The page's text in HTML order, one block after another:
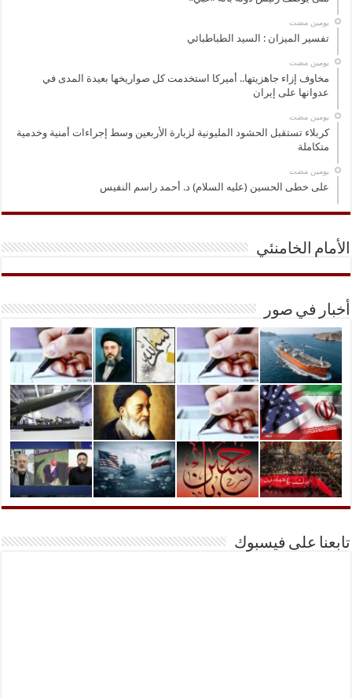
‏يومين مضت
تفسير الميزان : السيد الطباطبائي
‏يومين مضت
مخاوف إزاء جاهزيتها.. أميركا استخدمت كل صواريخها بعيدة المدى في
عدوانها على إيران
‏يومين مضت
كربلاء تستقبل الحشود المليونية لزيارة الأربعين وسط إجراءات أمنية وخدمية
متكاملة
‏يومين مضت
على خطى الحسين (عليه السلام) د. أحمد راسم النفيس
الأمام الخامنئي
أخبار في صور
تابعنا على فيسبوك